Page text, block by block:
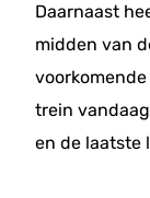
Daarnaast
midden van
trein
en de laatste